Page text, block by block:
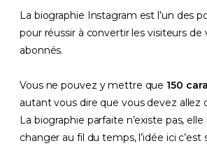
La biographie Instagram est l’un des
pour réussir à convertir les visiteurs de
abonnés.
Vous ne pouvez y mettre que 150
autant vous dire que vous devez allez
La biographie parfaite n’existe pas,
changer au fil du temps, l’idée ici